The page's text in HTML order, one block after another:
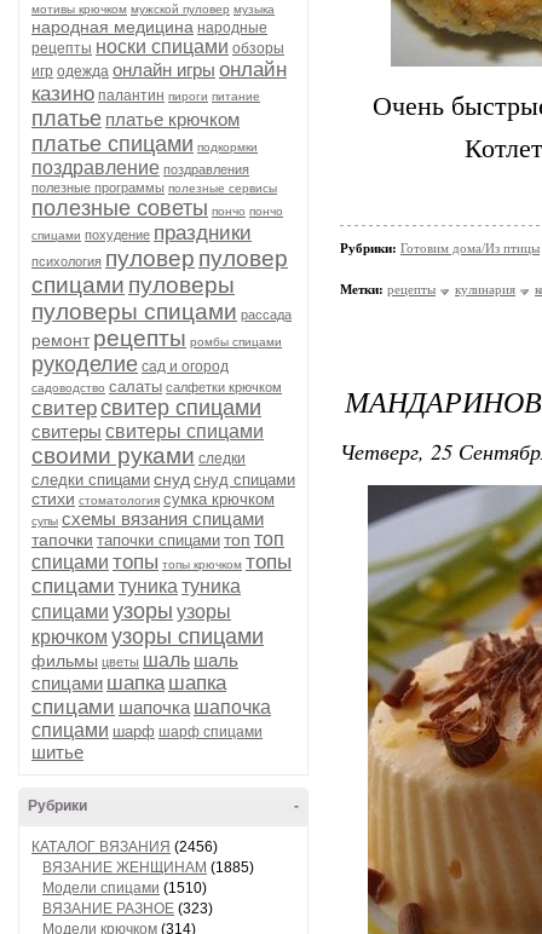
мотивы крючком мужской пуловер музыка
народная медицина народные
рецепты носки спицами обзоры
игр одежда онлайн игры онлайн
казино палантин пироги питание
платье платье крючком
платье спицами подкормки
поздравление поздравления
полезные программы полезные сервисы
полезные советы пончо пончо
спицами похудение праздники
психология пуловер пуловер
спицами пуловеры
пуловеры спицами рассада
ремонт рецепты ромбы спицами
рукоделие сад и огород
садоводство салаты салфетки крючком
свитерсвитер спицами
свитеры свитеры спицами
своими руками следки
следки спицами снуд снуд спицами
стихи стоматология сумка крючком
супы схемы вязания спицами
тапочки тапочки спицами топ топ
спицами топы топы крючком топы
спицами туника туника
спицами узоры узоры
крючком узоры спицами
фильмы цветы шаль шаль
спицами шапка шапка
спицами шапочка шапочка
спицами шарф шарф спицами
шитье
-
Рубрики
КАТАЛОГ ВЯЗАНИЯ (2456)
ВЯЗАНИЕ ЖЕНЩИНАМ (1885)
Модели спицами (1510)
ВЯЗАНИЕ РАЗНОЕ (323)
Модели крючком (314)
Очень
Рубрики: Готовим дома/Из птицы
Метки: рецепты кулинария
Четверг, 25